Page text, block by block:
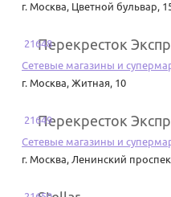
г. Москва, Цветной бульвар,
21648Перекресток
Сетевые магазины и
г. Москва, Житная, 10
21649Перекресток
Сетевые магазины и
г. Москва, Ленинский